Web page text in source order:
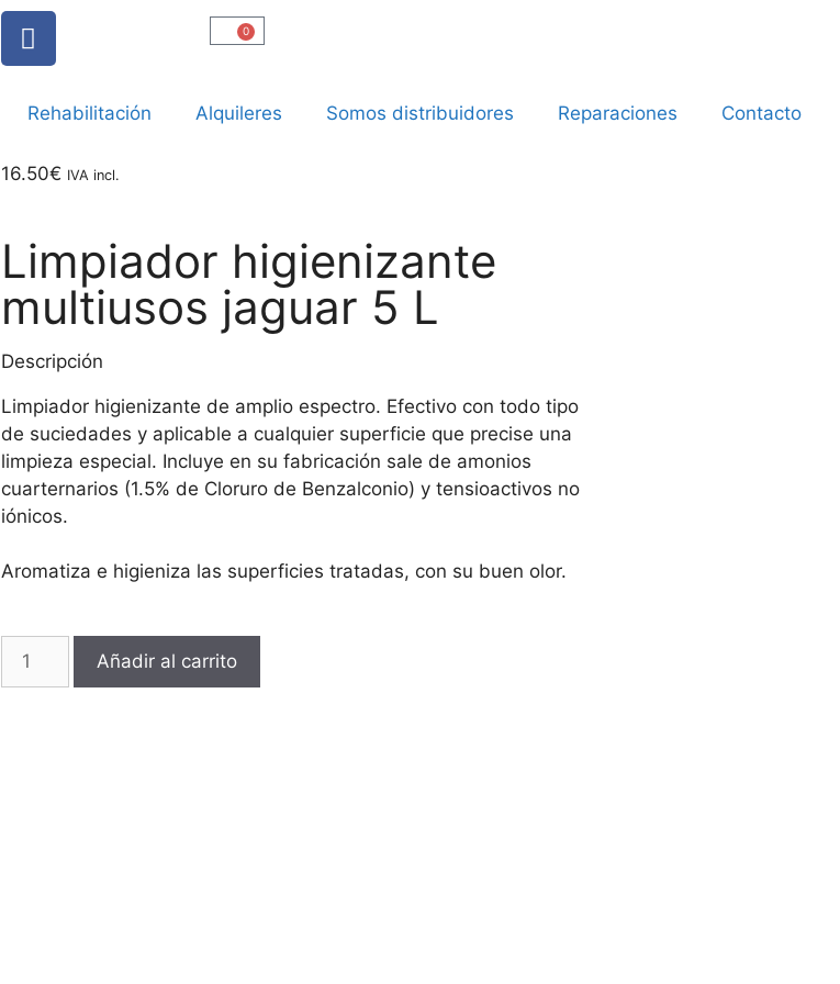
0
Rehabilitación Alquileres Somos distribuidores Reparaciones Contacto
16.50€ IVA incl.
Limpiador higienizante
multiusos jaguar 5 L
Descripción
Limpiador higienizante de amplio espectro. Efectivo con todo tipo
de suciedades y aplicable a cualquier superficie que precise una
limpieza especial. Incluye en su fabricación sale de amonios
cuarternarios (1.5% de Cloruro de Benzalconio) y tensioactivos no
iónicos.
Aromatiza e higieniza las superficies tratadas, con su buen olor.
Añadir al carrito